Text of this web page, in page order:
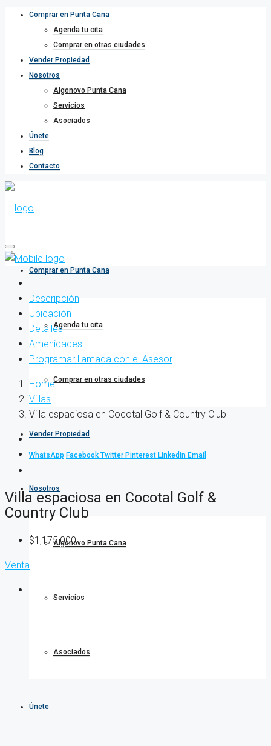
Comprar en Punta Cana
Agenda tu cita
Comprar en otras ciudades
Vender Propiedad
Nosotros
Algonovo Punta Cana
Servicios
Asociados
Únete
Blog
Contacto
Comprar en Punta Cana
Agenda tu cita
Comprar en otras ciudades
Vender Propiedad
Nosotros
Algonovo Punta Cana
Servicios
Asociados
Únete
Descripción
Ubicación
Detalles
Amenidades
Programar llamada con el Asesor
Home
Villas
Villa espaciosa en Cocotal Golf & Country Club
WhatsApp Facebook Twitter Pinterest Linkedin Email
Villa espaciosa en Cocotal Golf &
Country Club
$1,175,000
Venta